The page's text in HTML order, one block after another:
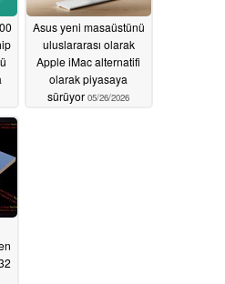
Asus yeni masaüstünü
uluslararası olarak
Apple iMac alternatifi
olarak piyasaya
sürüyor 05/26/2026